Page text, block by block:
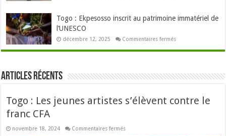
Togolaises
militaires
à
Togo : Ekpesosso inscrit au patrimoine immatériel de
l’UNESCO
décembre 12, 2025 Commentaires ferméssur
:
patrimoine
immatériel
Articles récents
Togo : Les jeunes artistes s’élèvent contre le
franc CFA
novembre 18, 2024 Commentaires ferméssur